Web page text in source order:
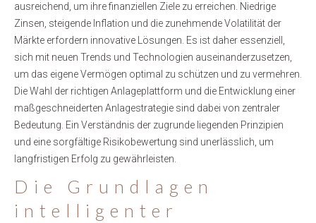
ausreichend, um ihre finanziellen Ziele zu erreichen. Niedrige
Zinsen, steigende Inflation und die zunehmende Volatilität der
Märkte erfordern innovative Lösungen. Es ist daher essenziell,
sich mit neuen Trends und Technologien auseinanderzusetzen,
um das eigene Vermögen optimal zu schützen und zu vermehren.
Die Wahl der richtigen Anlageplattform und die Entwicklung einer
maßgeschneiderten Anlagestrategie sind dabei von zentraler
Bedeutung. Ein Verständnis der zugrunde liegenden Prinzipien
und eine sorgfältige Risikobewertung sind unerlässlich, um
langfristigen Erfolg zu gewährleisten.
Die Grundlagen
intelligenter